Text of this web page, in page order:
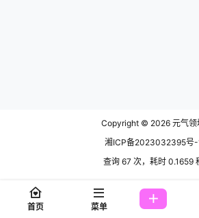
Copyright © 2026 元气领
湘ICP备2023032395号-
查询 67 次，耗时 0.1659
首页 菜单